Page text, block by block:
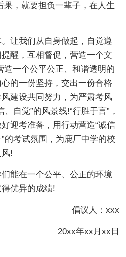
果，就要担负一辈子，在人生
让我们从自身做起，自觉遵
醒，互相督促，营造一个文
造一个公平公正、和谐透明的
的一份坚持，交出一份合格
建设共同努力，为严肃考风
自觉”的风景线!“行胜于言”，
迎考准备，用行动营造“诚信
的考试氛围，为鹿厂中学的校
风!
能在一个公平、公正的环境
优异的成绩!
倡议人：xxx
20xx年xx月xx日